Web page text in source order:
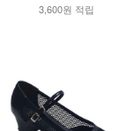
3,600원 적립